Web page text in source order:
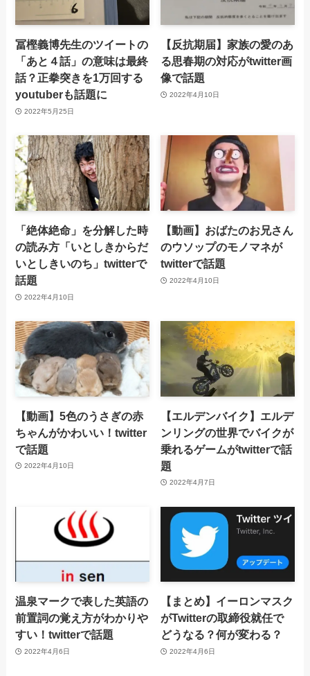
冨樫義博先生のツイートの
「あと４話」の意味は最終
話？正拳突きを1万回する
youtuberも話題に
2022年5月25日
【反抗期届】家族の愛のあ
る思春期の対応がtwitter画
像で話題
2022年4月10日
「絶体絶命」を分解した時
の読み方「いとしきからだ
いとしきいのち」twitterで
話題
2022年4月10日
【動画】おばたのお兄さん
のウソップのモノマネが
twitterで話題
2022年4月10日
【動画】5色のうさぎの赤
ちゃんがかわいい！twitter
で話題
2022年4月10日
【エルデンバイク】エルデ
ンリングの世界でバイクが
乗れるゲームがtwitterで話
題
2022年4月7日
温泉マークで表した英語の
前置詞の覚え方がわかりや
すい！twitterで話題
2022年4月6日
【まとめ】イーロンマスク
がTwitterの取締役就任で
どうなる？何が変わる？
2022年4月6日